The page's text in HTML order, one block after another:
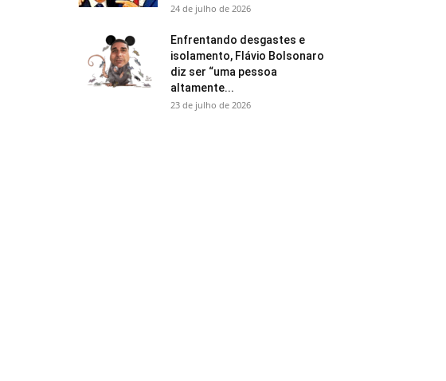
24 de julho de 2026
Enfrentando desgastes e
isolamento, Flávio Bolsonaro
diz ser “uma pessoa
altamente...
23 de julho de 2026